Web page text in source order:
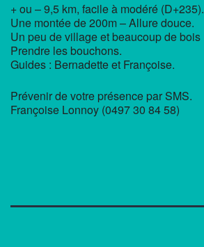
+ ou – 9,5 km, facile à modéré (D+235).
Une montée de 200m – Allure douce.
Un peu de village et beaucoup de bois
Prendre les bouchons.
Guides : Bernadette et Françoise.
Prévenir de votre présence par SMS.
Françoise Lonnoy (0497 30 84 58)